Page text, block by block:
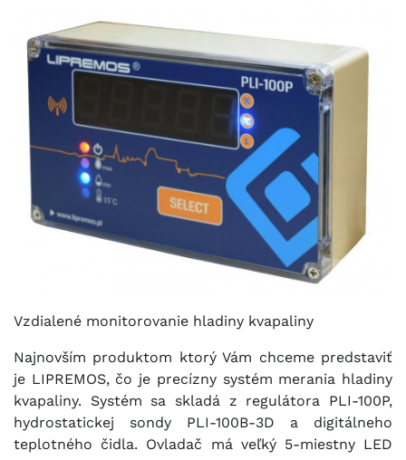
Vzdialené monitorovanie hladiny kvapaliny
Najnovším produktom ktorý Vám chceme predstaviť
je LIPREMOS, čo je precízny systém merania hladiny
kvapaliny. Systém sa skladá z regulátora PLI-100P,
hydrostatickej sondy PLI-100B-3D a digitálneho
teplotného čidla. Ovladač má veľký 5-miestny LED